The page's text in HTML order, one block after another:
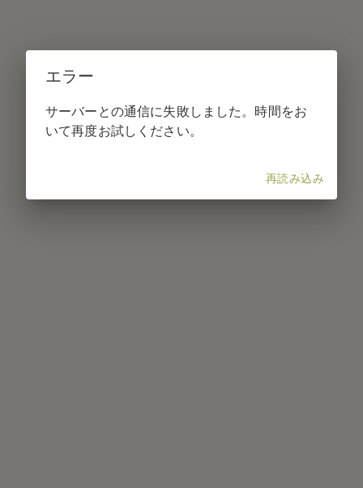
エラー
サーバーとの通信に失敗しました。時間をお
いて再度お試しください。
再読み込み